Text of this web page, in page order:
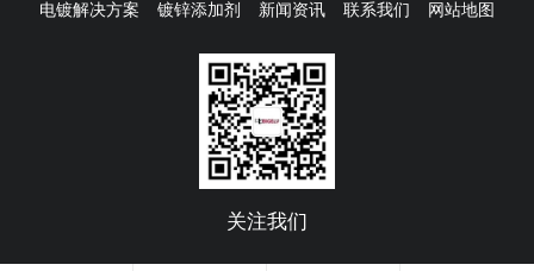
电镀解决方案 镀锌添加剂 新闻资讯 联系我们 网站地图
关注我们